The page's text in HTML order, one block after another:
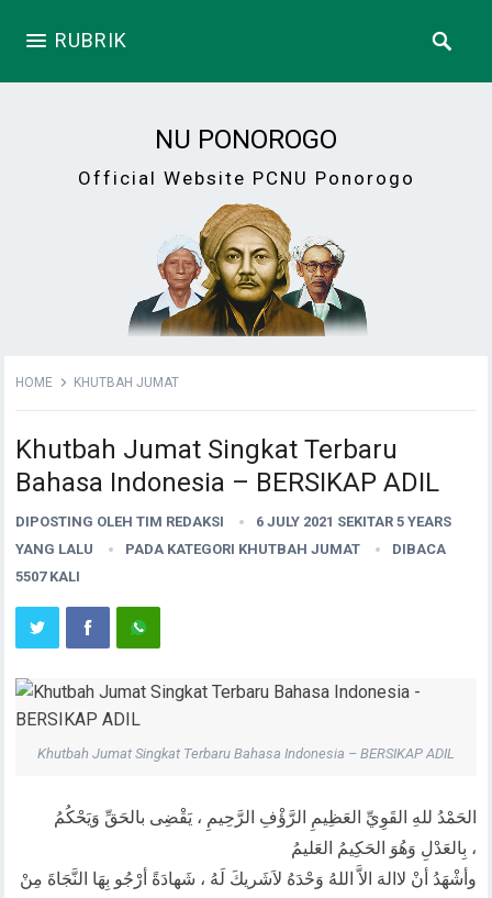
RUBRIK
NU PONOROGO
Official Website PCNU Ponorogo
HOME KHUTBAH JUMAT
Khutbah Jumat Singkat Terbaru
Bahasa Indonesia – BERSIKAP ADIL
DIPOSTING OLEHTIM REDAKSI
6 JULY 2021 SEKITAR 5 YEARS
YANG LALU
PADA KATEGORI KHUTBAH JUMAT
DIBACA
5507 KALI
Khutbah Jumat Singkat Terbaru Bahasa Indonesia – BERSIKAP ADIL
الحَمْدُ للهِ القَوِيِّ العَظِيمِ الرَّؤْفِ الرَّحِيمِ ، يَقْضِى بالحَقِّ وَيَحْكُمُ
بِالعَدْلِ وَهُوَ الحَكِيمُ العَليمُ ،
وأشْهَدُ أنْ لاالهَ الاَّ اللهُ وَحْدَهُ لاَشَريكَ لَهُ ، شَهادَةً أرْجُو بِهَا النَّجَاةَ مِنْ